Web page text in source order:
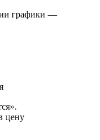
графики —
цену